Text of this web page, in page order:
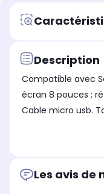
Description
Compatible avec
écran 8 pouces ;
Cable micro usb.
Les avis de